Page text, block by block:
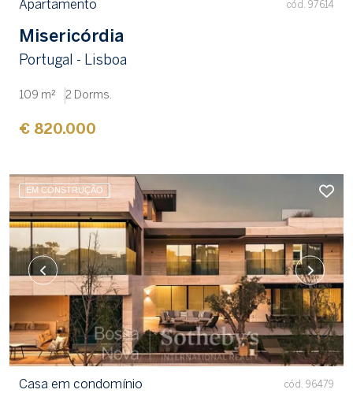
Apartamento cód. 97614
Misericórdia
Portugal - Lisboa
109 m² 2 Dorms.
€ 820.000
EM CONSTRUÇÃO
Casa em condomínio cód. 96479